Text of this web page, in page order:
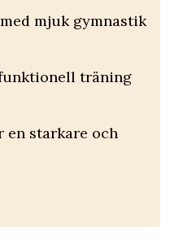
mjuk gymnastik
träning
en starkare och